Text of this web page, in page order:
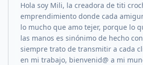
Hola soy Mili, la creadora de titi
emprendimiento donde cada
lo mucho que amo tejer, porque lo
las manos es sinónimo de hecho
siempre trato de transmitir a cada
en mi trabajo, bienvenid@ a mi